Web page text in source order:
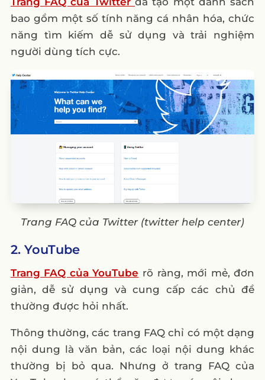
bao gồm một số tính năng cá nhân hóa, chức
năng tìm kiếm dễ sử dụng và trải nghiệm
người dùng tích cực.
Trang FAQ của Twitter (twitter help center)
2. YouTube
Trang FAQ của YouTube rõ ràng, mới mẻ, đơn
giản, dễ sử dụng và cung cấp các chủ đề
thường được hỏi nhất.
Thông thường, các trang FAQ chỉ có một dạng
nội dung là văn bản, các loại nội dung khác
thường bị bỏ qua. Nhưng ở trang FAQ của